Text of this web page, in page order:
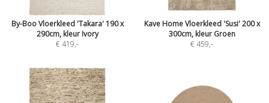
By-Boo Vloerkleed 'Takara' 190 x
290cm, kleur Ivory
€ 419,-
Kave Home Vloerkleed 'Susi' 200 x
300cm, kleur Groen
€ 459,-